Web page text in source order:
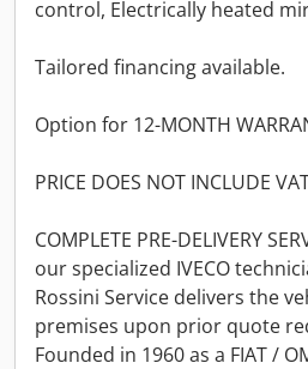
control, Electrically heated
Tailored financing available.
Option for 12-MONTH
PRICE DOES NOT INCLUDE
COMPLETE PRE-DELIVERY
our specialized IVECO
Rossini Service delivers the
premises upon prior quote
Founded in 1960 as a FIAT /